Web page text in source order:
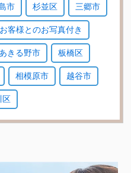
市 杉並区 三郷市
お客様とのお写真付き
あきる野市 板橋区
相模原市 越谷市
区